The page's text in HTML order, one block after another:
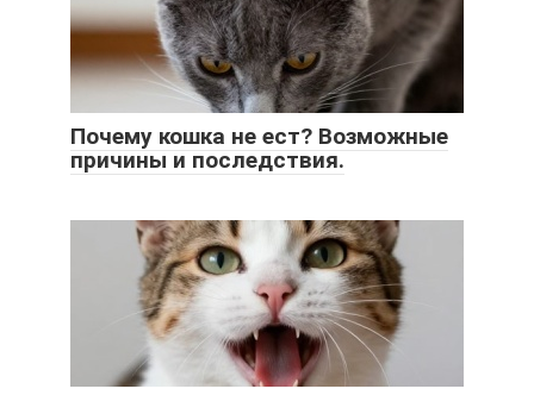
Почему кошка не ест? Возможные
причины и последствия.